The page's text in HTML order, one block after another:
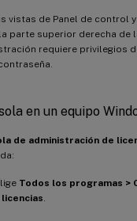
vistas de Panel de control
parte superior derecha de
requiere privilegios
en un equipo
de administración de
Todos los programas >